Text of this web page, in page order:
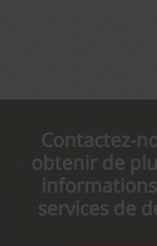
Contactez-
obtenir de
services de